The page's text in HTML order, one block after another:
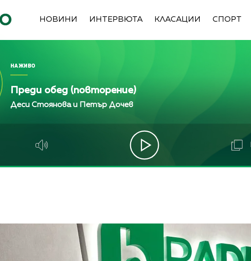
НОВИНИ ИНТЕРВЮТА КЛАСАЦИИ СПОРТ
НА ЖИВО
Преди обед (повторение)
Деси Стоянова и Петър Дочев